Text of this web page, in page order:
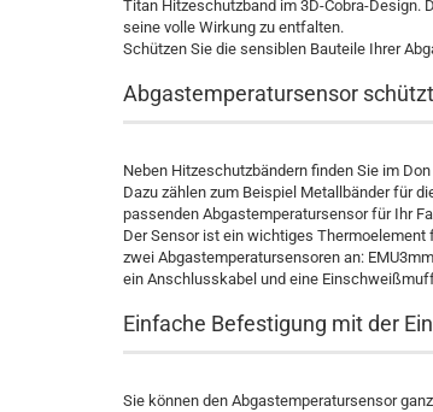
Titan Hitzeschutzband im 3D-Cobra-Design.
seine volle Wirkung zu entfalten.
Schützen Sie die sensiblen Bauteile Ihrer
Abgastemperatursensor
Neben Hitzeschutzbändern finden Sie im
Dazu zählen zum Beispiel Metallbänder für
passenden Abgastemperatursensor für Ihr
Der Sensor ist ein wichtiges Thermoelement
zwei Abgastemperatursensoren an:
ein Anschlusskabel und eine
Einfache Befestigung mit der
Sie können den Abgastemperatursensor